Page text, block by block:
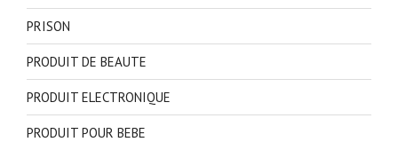
PRISON
PRODUIT DE BEAUTE
PRODUIT ELECTRONIQUE
PRODUIT POUR BEBE